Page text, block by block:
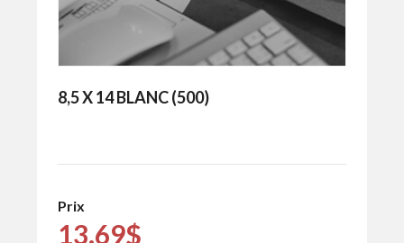
8,5 X 14 BLANC (500)
Prix
13.69$